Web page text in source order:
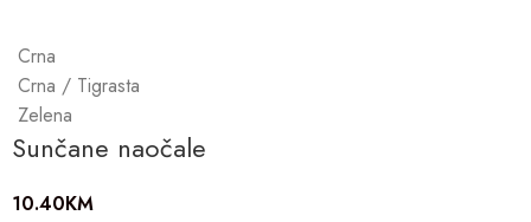
Crna
Crna / Tigrasta
Zelena
Sunčane naočale
10.40KM